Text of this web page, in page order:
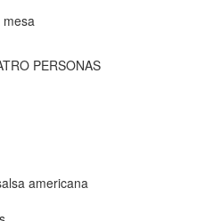
PERSONAS
americana